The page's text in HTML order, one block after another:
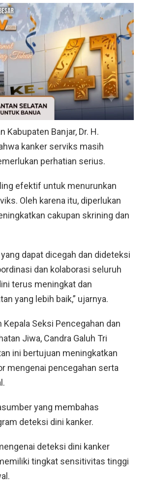
Kabupaten Banjar, Dr. H.
kanker serviks masih
perhatian serius.
efektif untuk menurunkan
Oleh karena itu, diperlukan
cakupan skrining dan
dapat dicegah dan dideteksi
dan kolaborasi seluruh
terus meningkat dan
yang lebih baik,” ujarnya.
Seksi Pencegahan dan
Jiwa, Candra Galuh Tri
ini bertujuan meningkatkan
mengenai pencegahan serta
yang membahas
deteksi dini kanker.
deteksi dini kanker
tingkat sensitivitas tinggi